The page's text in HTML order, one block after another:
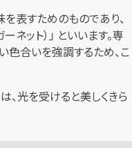
を表すためのものであり、
ネット）」 といいます。専
色合いを強調するため、こ
光を受けると美しくきら